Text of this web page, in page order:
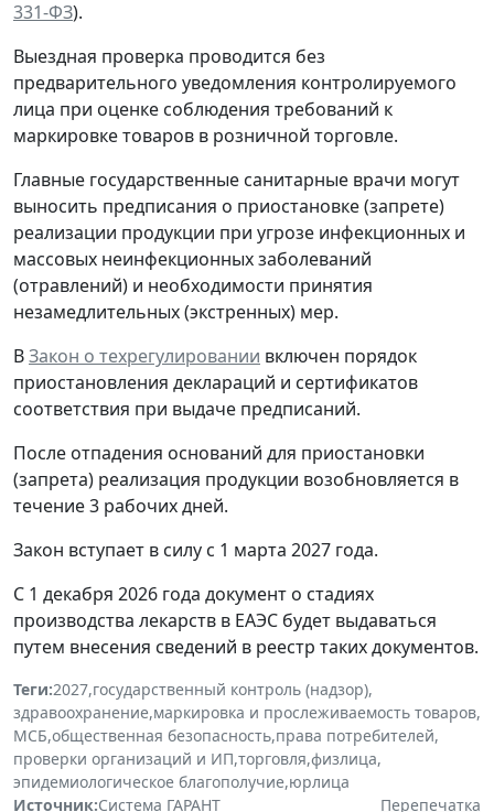
331-ФЗ).
Выездная проверка проводится без
предварительного уведомления контролируемого
лица при оценке соблюдения требований к
маркировке товаров в розничной торговле.
Главные государственные санитарные врачи могут
выносить предписания о приостановке (запрете)
реализации продукции при угрозе инфекционных и
массовых неинфекционных заболеваний
(отравлений) и необходимости принятия
незамедлительных (экстренных) мер.
ВЗакон о техрегулировании включен порядок
приостановления деклараций и сертификатов
соответствия при выдаче предписаний.
После отпадения оснований для приостановки
(запрета) реализация продукции возобновляется в
течение 3 рабочих дней.
Закон вступает в силу с 1 марта 2027 года.
С 1 декабря 2026 года документ о стадиях
производства лекарств в ЕАЭС будет выдаваться
путем внесения сведений в реестр таких документов.
Теги:2027,государственный контроль (надзор),
здравоохранение,маркировка и прослеживаемость товаров,
МСБ,общественная безопасность,права потребителей,
проверки организаций и ИП,торговля,физлица,
эпидемиологическое благополучие,юрлица
Источник:Система ГАРАНТ
Перепечатка